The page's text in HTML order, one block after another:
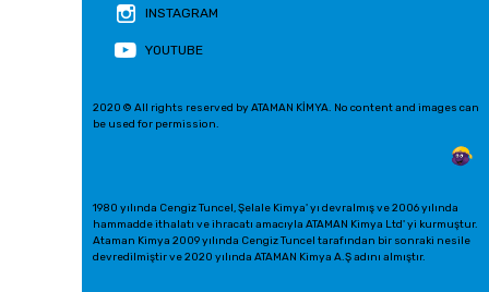
INSTAGRAM
YOUTUBE
2020 © All rights reserved by ATAMAN KİMYA. No content and images can
be used for permission.
1980 yılında Cengiz Tuncel, Şelale Kimya' yı devralmış ve 2006 yılında
hammadde ithalatı ve ihracatı amacıyla ATAMAN Kimya Ltd' yi kurmuştur.
Ataman Kimya 2009 yılında Cengiz Tuncel tarafından bir sonraki nesile
devredilmiştir ve 2020 yılında ATAMAN Kimya A.Ş adını almıştır.